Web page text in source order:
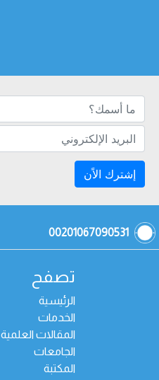
إشترك الاًن
00201067090531
تصفح
الرئيسية
الخدمات
المقالات العلمية
الجامعات
المكتبة